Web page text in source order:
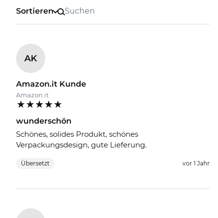
Sortieren
AK
Amazon.it Kunde
Amazon.it
wunderschön
Schönes, solides Produkt, schönes
Verpackungsdesign, gute Lieferung.
Übersetzt vor 1 Jahr